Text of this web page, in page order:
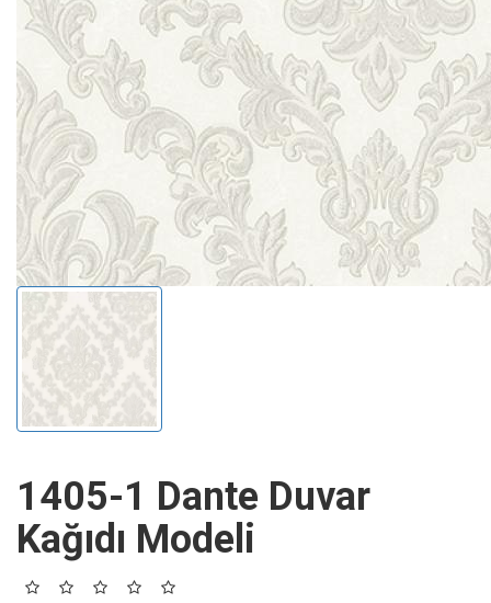
1405-1 Dante Duvar
Kağıdı Modeli